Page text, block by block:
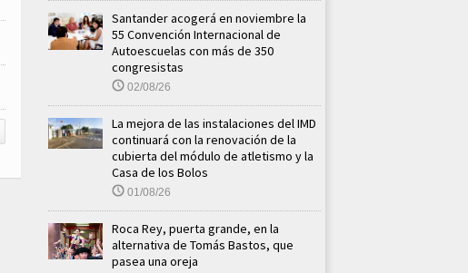
Santander acogerá en noviembre la
55 Convención Internacional de
Autoescuelas con más de 350
congresistas
02/08/26
La mejora de las instalaciones del IMD
continuará con la renovación de la
cubierta del módulo de atletismo y la
Casa de los Bolos
01/08/26
Roca Rey, puerta grande, en la
alternativa de Tomás Bastos, que
pasea una oreja